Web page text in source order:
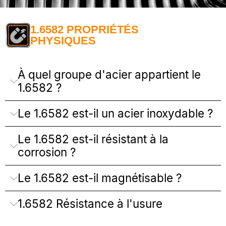
1.6582 PROPRIÉTÉS
PHYSIQUES
À quel groupe d'acier appartient le
1.6582 ?
Le 1.6582 est-il un acier inoxydable ?
Le 1.6582 est-il résistant à la
corrosion ?
Le 1.6582 est-il magnétisable ?
1.6582 Résistance à l'usure